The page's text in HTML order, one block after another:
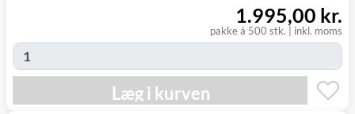
mandag d. 24/8
GLS Erhverv 49,00 kr.
Tirsdag d. 18/8
-
Click&Collect i
(9230)
0,00 kr.
- fredag d. 21/8
pakke á 500 stk. inkl. moms
1.995,00 kr.
Læg i kurven